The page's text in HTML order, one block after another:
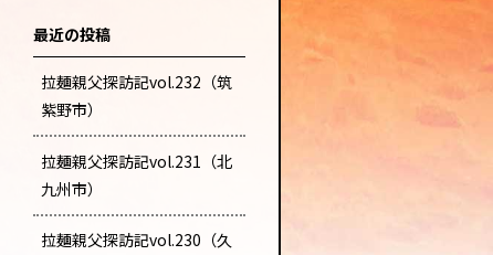
最近の投稿
拉麺親父探訪記vol.232（筑
紫野市）
拉麺親父探訪記vol.231（北
九州市）
拉麺親父探訪記vol.230（久